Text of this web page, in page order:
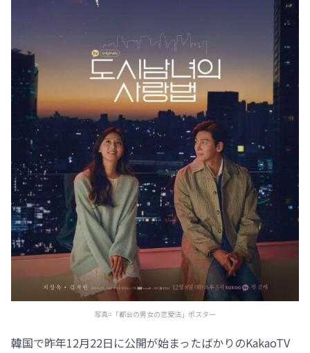
写真=「都会の男女の恋愛法」ポスター
韓国で昨年12月22日に公開が始まったばかりのKakaoTV